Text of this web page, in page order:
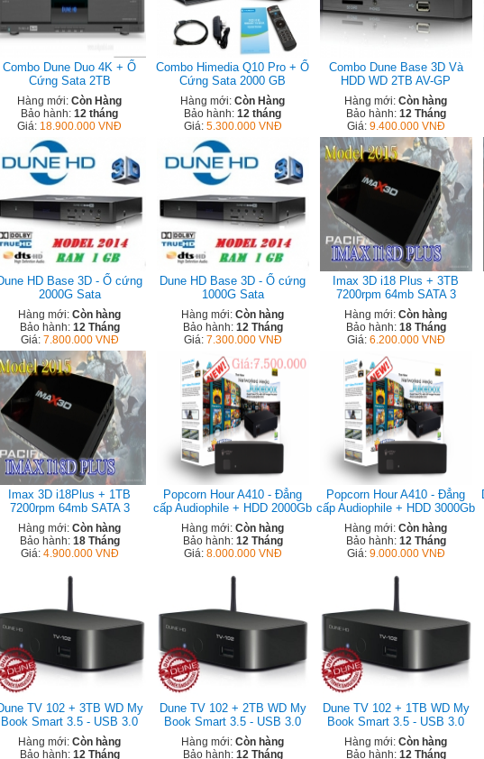
Combo Dune Duo 4K + Ổ
Cứng Sata 2TB
Hàng mới: Còn Hàng
Bảo hành: 12 tháng
Giá: 18.900.000 VNĐ
Combo Himedia Q10 Pro + Ổ
Cứng Sata 2000 GB
Hàng mới: Còn Hàng
Bảo hành: 12 tháng
Giá: 5.300.000 VNĐ
Combo Dune Base 3D Và
HDD WD 2TB AV-GP
Hàng mới: Còn hàng
Bảo hành: 12 Tháng
Giá: 9.400.000 VNĐ
HD Base 3D - Ổ cứng
2000G Sata
Hàng mới: Còn hàng
Bảo hành: 12 Tháng
Giá: 7.800.000 VNĐ
Dune HD Base 3D - Ổ cứng
1000G Sata
Hàng mới: Còn hàng
Bảo hành: 12 Tháng
Giá: 7.300.000 VNĐ
Imax 3D i18 Plus + 3TB
7200rpm 64mb SATA 3
Hàng mới: Còn hàng
Bảo hành: 18 Tháng
Giá: 6.200.000 VNĐ
Imax 3D i18Plus + 1TB
7200rpm 64mb SATA 3
Hàng mới: Còn hàng
Bảo hành: 18 Tháng
Giá: 4.900.000 VNĐ
Popcorn Hour A410 - Đẳng
cấp Audiophile + HDD 2000Gb
Hàng mới: Còn hàng
Bảo hành: 12 Tháng
Giá: 8.000.000 VNĐ
Popcorn Hour A410 - Đẳng
cấp Audiophile + HDD 3000Gb
Hàng mới: Còn hàng
Bảo hành: 12 Tháng
Giá: 9.000.000 VNĐ
TV 102 + 3TB WD My
Book Smart 3.5 - USB 3.0
Hàng mới: Còn hàng
Bảo hành: 12 Tháng
Dune TV 102 + 2TB WD My
Book Smart 3.5 - USB 3.0
Hàng mới: Còn hàng
Bảo hành: 12 Tháng
Dune TV 102 + 1TB WD My
Book Smart 3.5 - USB 3.0
Hàng mới: Còn hàng
Bảo hành: 12 Tháng